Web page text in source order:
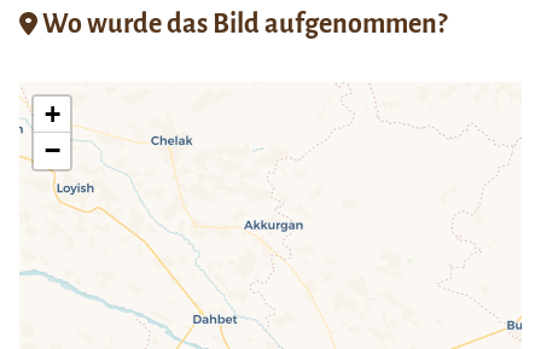
Wo wurde das Bild aufgenommen?
+
−